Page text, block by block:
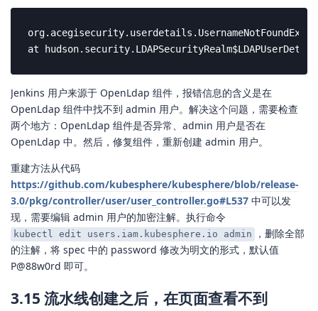
at
Jenkins 用户来源于 OpenLdap 组件，报错信息的含义是在
OpenLdap 组件中找不到 admin 用户。解决这个问题，需要检查
两个地方：OpenLdap 组件是否异常、admin 用户是否在
OpenLdap 中。然后，修复组件，重新创建 admin 用户。
重建方法从代码
https://github.com/kubesphere/kubesphere/blob/release-
3.0/pkg/controller/user/user_controller.go#L537 中可以发
现，需要编辑 admin 用户的加密注解。执行命令
kubectl edit users.iam.kubesphere.io admin
，删除全部
的注解，将 spec 中的 password 修改为明文的形式，默认值
P@88w0rd 即可。
3.15 流水线创建之后，在页面查看不到